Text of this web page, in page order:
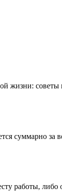
жизни:
суммарно
работы,